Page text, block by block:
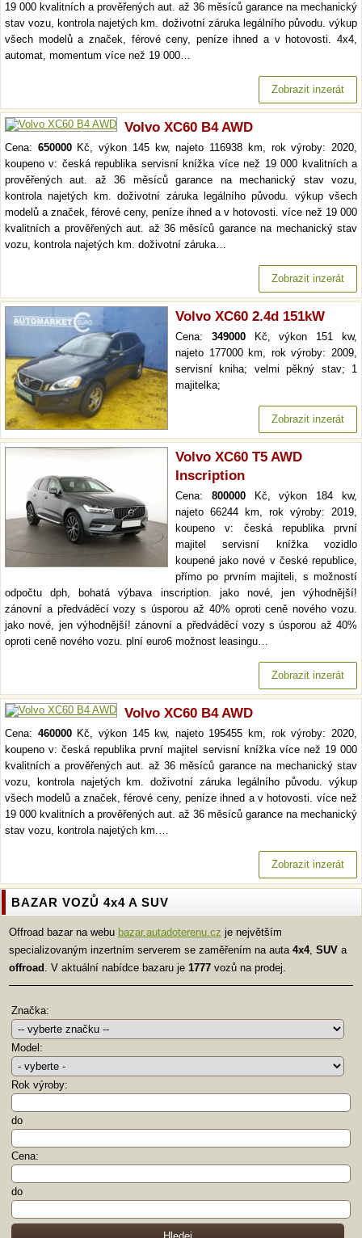
19 000 kvalitních a prověřených aut. až 36 měsíců garance na mechanický
stav vozu, kontrola najetých km. doživotní záruka legálního původu. výkup
všech modelů a značek, férové ceny, peníze ihned a v hotovosti. 4x4,
automat, momentum více než 19 000…
Zobrazit inzerát
Volvo XC60 B4 AWD
Cena: 650000Kč, výkon 145 kw, najeto 116938 km, rok výroby: 2020,
koupeno v: česká republika servisní knížka více než 19 000 kvalitních a
prověřených aut. až 36 měsíců garance na mechanický stav vozu,
kontrola najetých km. doživotní záruka legálního původu. výkup všech
modelů a značek, férové ceny, peníze ihned a v hotovosti. více než 19 000
kvalitních a prověřených aut. až 36 měsíců garance na mechanický stav
vozu, kontrola najetých km. doživotní záruka…
Zobrazit inzerát
Volvo XC60 2.4d 151kW
Cena: 349000Kč, výkon 151 kw,
najeto 177000 km, rok výroby: 2009,
servisní kniha; velmi pěkný stav; 1
majitelka;
Zobrazit inzerát
Volvo XC60 T5 AWD
Inscription
Cena: 800000Kč, výkon 184 kw,
najeto 66244 km, rok výroby: 2019,
koupeno v: česká republika první
majitel servisní knížka vozidlo
koupené jako nové v české republice,
přímo po prvním majiteli, s možností
odpočtu dph, bohatá výbava inscription. jako nové, jen výhodnější!
zánovní a předváděcí vozy s úsporou až 40% oproti ceně nového vozu.
jako nové, jen výhodnější! zánovní a předváděcí vozy s úsporou až 40%
oproti ceně nového vozu. plní euro6 možnost leasingu…
Zobrazit inzerát
Volvo XC60 B4 AWD
Cena: 460000Kč, výkon 145 kw, najeto 195455 km, rok výroby: 2020,
koupeno v: česká republika první majitel servisní knížka více než 19 000
kvalitních a prověřených aut. až 36 měsíců garance na mechanický stav
vozu, kontrola najetých km. doživotní záruka legálního původu. výkup
všech modelů a značek, férové ceny, peníze ihned a v hotovosti. více než
19 000 kvalitních a prověřených aut. až 36 měsíců garance na mechanický
stav vozu, kontrola najetých km.…
Zobrazit inzerát
BAZAR VOZŮ 4x4 A SUV
Offroad bazar na webu bazar.autadoterenu.cz je největším
specializovaným inzertním serverem se zaměřením na auta 4x4, SUV a
offroad . V aktuální nabídce bazaru je 1777 vozů na prodej.
Značka:
Model:
Rok výroby:
do
Cena:
do